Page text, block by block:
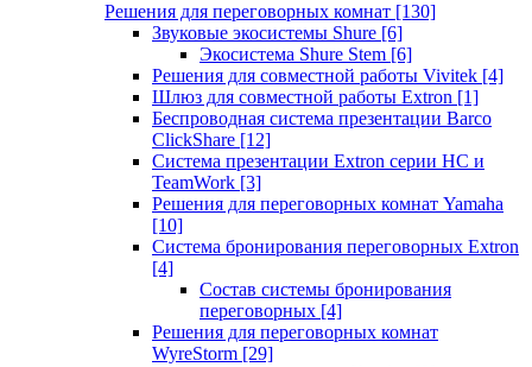
Решения для переговорных комнат [130]
Звуковые экосистемы Shure [6]
Экосистема Shure Stem [6]
Решения для совместной работы Vivitek [4]
Шлюз для совместной работы Extron [1]
Беспроводная система презентации Barco
ClickShare [12]
Система презентации Extron серии HC и
TeamWork [3]
Решения для переговорных комнат Yamaha
[10]
Система бронирования переговорных Extron
[4]
Состав системы бронирования
переговорных [4]
Решения для переговорных комнат
WyreStorm [29]